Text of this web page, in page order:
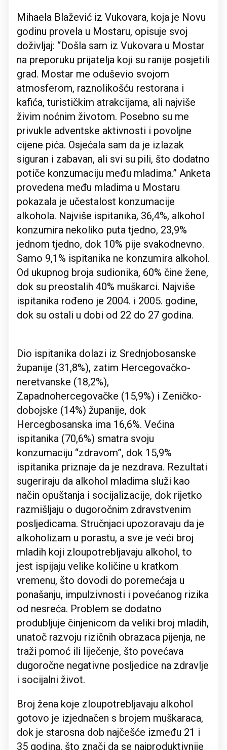
Mihaela Blažević iz Vukovara, koja je Novu
godinu provela u Mostaru, opisuje svoj
doživljaj: “Došla sam iz Vukovara u Mostar
na preporuku prijatelja koji su ranije posjetili
grad. Mostar me oduševio svojom
atmosferom, raznolikošću restorana i
kafića, turističkim atrakcijama, ali najviše
živim noćnim životom. Posebno su me
privukle adventske aktivnosti i povoljne
cijene pića. Osjećala sam da je izlazak
siguran i zabavan, ali svi su pili, što dodatno
potiče konzumaciju među mladima.” Anketa
provedena među mladima u Mostaru
pokazala je učestalost konzumacije
alkohola. Najviše ispitanika, 36,4%, alkohol
konzumira nekoliko puta tjedno, 23,9%
jednom tjedno, dok 10% pije svakodnevno.
Samo 9,1% ispitanika ne konzumira alkohol.
Od ukupnog broja sudionika, 60% čine žene,
dok su preostalih 40% muškarci. Najviše
ispitanika rođeno je 2004. i 2005. godine,
dok su ostali u dobi od 22 do 27 godina.
Dio ispitanika dolazi iz Srednjobosanske
županije (31,8%), zatim Hercegovačko-
neretvanske (18,2%),
Zapadnohercegovačke (15,9%) i Zeničko-
dobojske (14%) županije, dok
Hercegbosanska ima 16,6%. Većina
ispitanika (70,6%) smatra svoju
konzumaciju “zdravom”, dok 15,9%
ispitanika priznaje da je nezdrava. Rezultati
sugeriraju da alkohol mladima služi kao
način opuštanja i socijalizacije, dok rijetko
razmišljaju o dugoročnim zdravstvenim
posljedicama. Stručnjaci upozoravaju da je
alkoholizam u porastu, a sve je veći broj
mladih koji zloupotrebljavaju alkohol, to
jest ispijaju velike količine u kratkom
vremenu, što dovodi do poremećaja u
ponašanju, impulzivnosti i povećanog rizika
od nesreća. Problem se dodatno
produbljuje činjenicom da veliki broj mladih,
unatoč razvoju rizičnih obrazaca pijenja, ne
traži pomoć ili liječenje, što povećava
dugoročne negativne posljedice na zdravlje
i socijalni život.
Broj žena koje zloupotrebljavaju alkohol
gotovo je izjednačen s brojem muškaraca,
dok je starosna dob najčešće između 21 i
35 godina, što znači da se najproduktivnije